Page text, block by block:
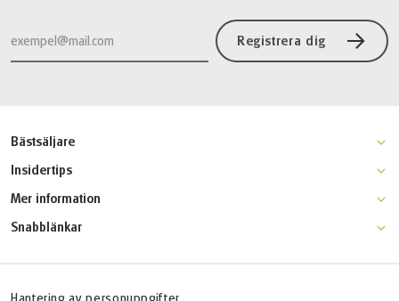
Registrera dig
Bästsäljare
Moseldalen klassisk cykelresa
Kattegattleden
Båtcykling längs Donau
Insidertips
Gotland aktivitetsresa
Mosel- & Eifelstig
Mer information
Varför resa med Active Scandinavia?
Snabblänkar
Jobba hos oss
Hantering av personuppgifter